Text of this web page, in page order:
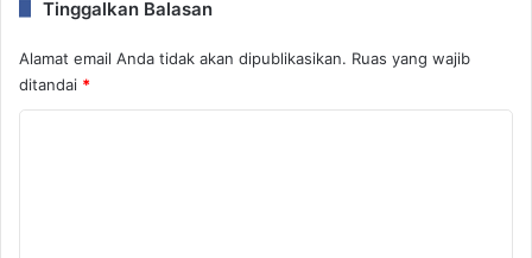
Tinggalkan Balasan
Alamat email Anda tidak akan dipublikasikan. Ruas yang wajib
ditandai *